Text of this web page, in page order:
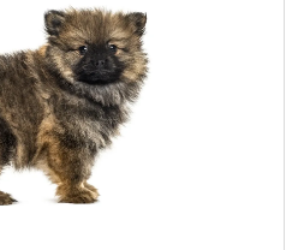
para a espécie;
para monitoramento da